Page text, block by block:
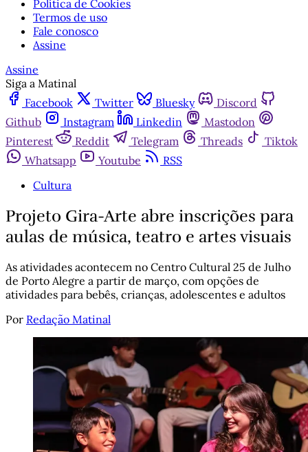
Política de Cookies
Termos de uso
Fale conosco
Assine
Assine
Siga a Matinal
Facebook
Twitter Bluesky
Discord
Github
Instagram Linkedin
Mastodon
Pinterest
Reddit Telegram Threads
Tiktok
Whatsapp
Youtube
RSS
Cultura
Projeto Gira-Arte abre inscrições para
aulas de música, teatro e artes visuais
As atividades acontecem no Centro Cultural 25 de Julho
de Porto Alegre a partir de março, com opções de
atividades para bebês, crianças, adolescentes e adultos
Por Redação Matinal